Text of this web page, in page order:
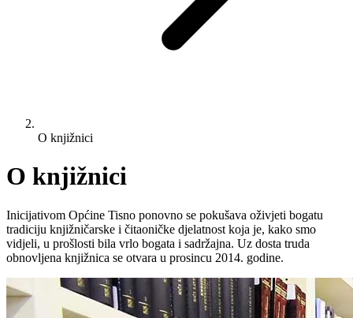
O knjižnici
O knjižnici
Inicijativom Općine Tisno ponovno se pokušava oživjeti bogatu
tradiciju knjižničarske i čitaoničke djelatnost koja je, kako smo
vidjeli, u prošlosti bila vrlo bogata i sadržajna. Uz dosta truda
obnovljena knjižnica se otvara u prosincu 2014. godine.